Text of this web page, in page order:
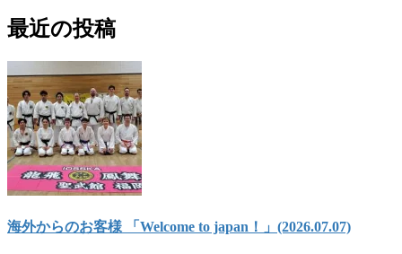
最近の投稿
海外からのお客様 「Welcome to japan！」(2026.07.07)